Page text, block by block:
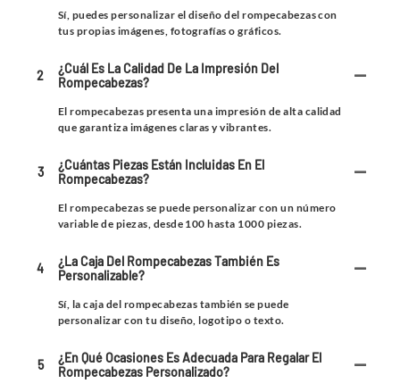
Sí, puedes personalizar el diseño del rompecabezas con
tus propias imágenes, fotografías o gráficos.
2
¿Cuál Es La Calidad De La Impresión Del
Rompecabezas?
El rompecabezas presenta una impresión de alta calidad
que garantiza imágenes claras y vibrantes.
3
¿Cuántas Piezas Están Incluidas En El
Rompecabezas?
El rompecabezas se puede personalizar con un número
variable de piezas, desde 100 hasta 1000 piezas.
4
¿La Caja Del Rompecabezas También Es
Personalizable?
Sí, la caja del rompecabezas también se puede
personalizar con tu diseño, logotipo o texto.
5
¿En Qué Ocasiones Es Adecuada Para Regalar El
Rompecabezas Personalizado?